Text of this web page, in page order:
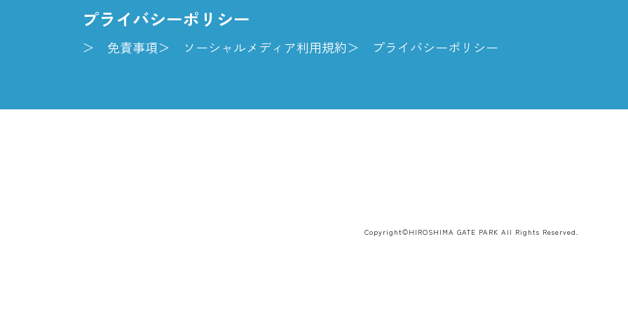
プライバシーポリシー
免責事項 ソーシャルメディア利用規約 プライバシーポリシー
Copyright©HIROSHIMA GATE PARK All Rights Reserved.